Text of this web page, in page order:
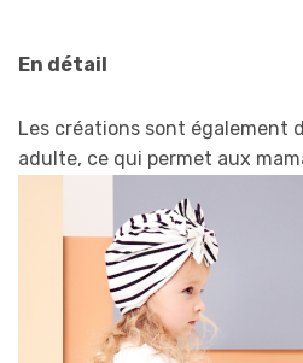
En détail
Les créations sont également
adulte, ce qui permet aux